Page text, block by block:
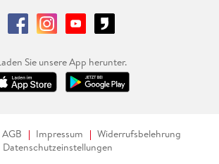
Sie unsere App herunter.
AGB Impressum
Widerrufsbelehrung
Datenschutzeinstellungen